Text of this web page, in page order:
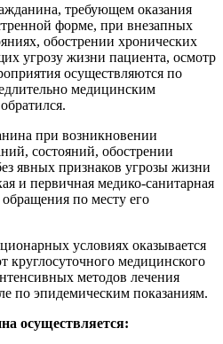
требующем оказания
форме, при внезапных
обострении хронических
угрозу жизни пациента, осмотр
осуществляются по
медицинским
при возникновении
состояний, обострении
явных признаков угрозы жизни
и первичная медико-санитарная
по месту его
условиях оказывается
круглосуточного медицинского
методов лечения
по эпидемическим показаниям.
осуществляется: